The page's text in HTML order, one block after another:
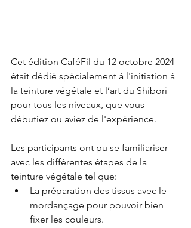
Cet édition CaféFil du 12 octobre 2024
était dédié spécialement à l'initiation à
la teinture végétale et l’art du Shibori
pour tous les niveaux, que vous
débutiez ou aviez de l'expérience.
Les participants ont pu se familiariser
avec les différentes étapes de la
teinture végétale tel que:
La préparation des tissus avec le
mordançage pour pouvoir bien
fixer les couleurs.